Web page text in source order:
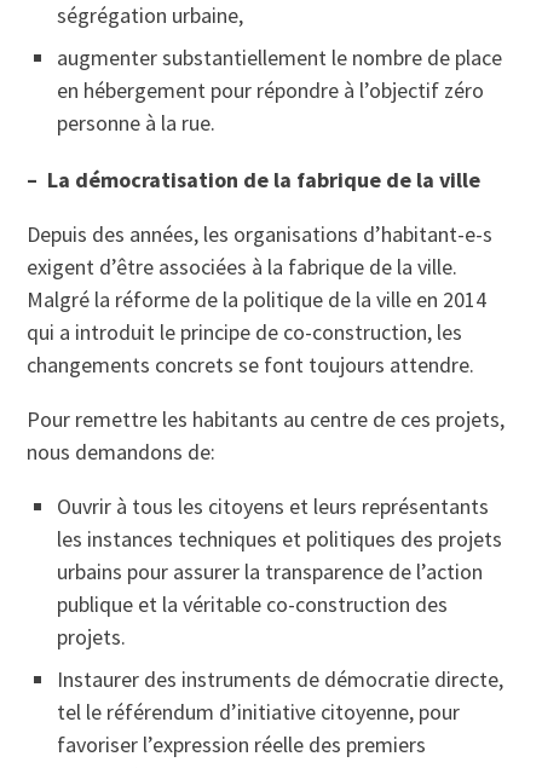
ségrégation urbaine,
augmenter substantiellement le nombre de place
en hébergement pour répondre à l’objectif zéro
personne à la rue.
– La démocratisation de la fabrique de la ville
Depuis des années, les organisations d’habitant-e-s
exigent d’être associées à la fabrique de la ville.
Malgré la réforme de la politique de la ville en 2014
qui a introduit le principe de co-construction, les
changements concrets se font toujours attendre.
Pour remettre les habitants au centre de ces projets,
nous demandons de:
Ouvrir à tous les citoyens et leurs représentants
les instances techniques et politiques des projets
urbains pour assurer la transparence de l’action
publique et la véritable co-construction des
projets.
Instaurer des instruments de démocratie directe,
tel le référendum d’initiative citoyenne, pour
favoriser l’expression réelle des premiers